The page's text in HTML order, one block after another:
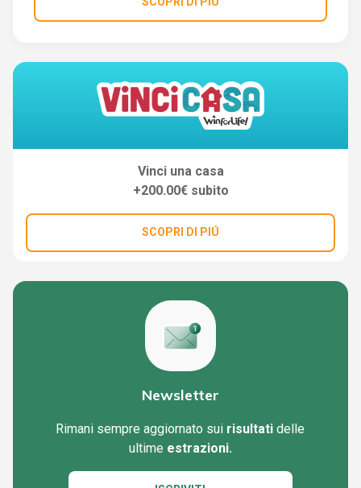
Vinci una casa
+200.00€ subito
SCOPRI DI PIÚ
Newsletter
Rimani sempre aggiornato sui risultati delle
ultime estrazioni.